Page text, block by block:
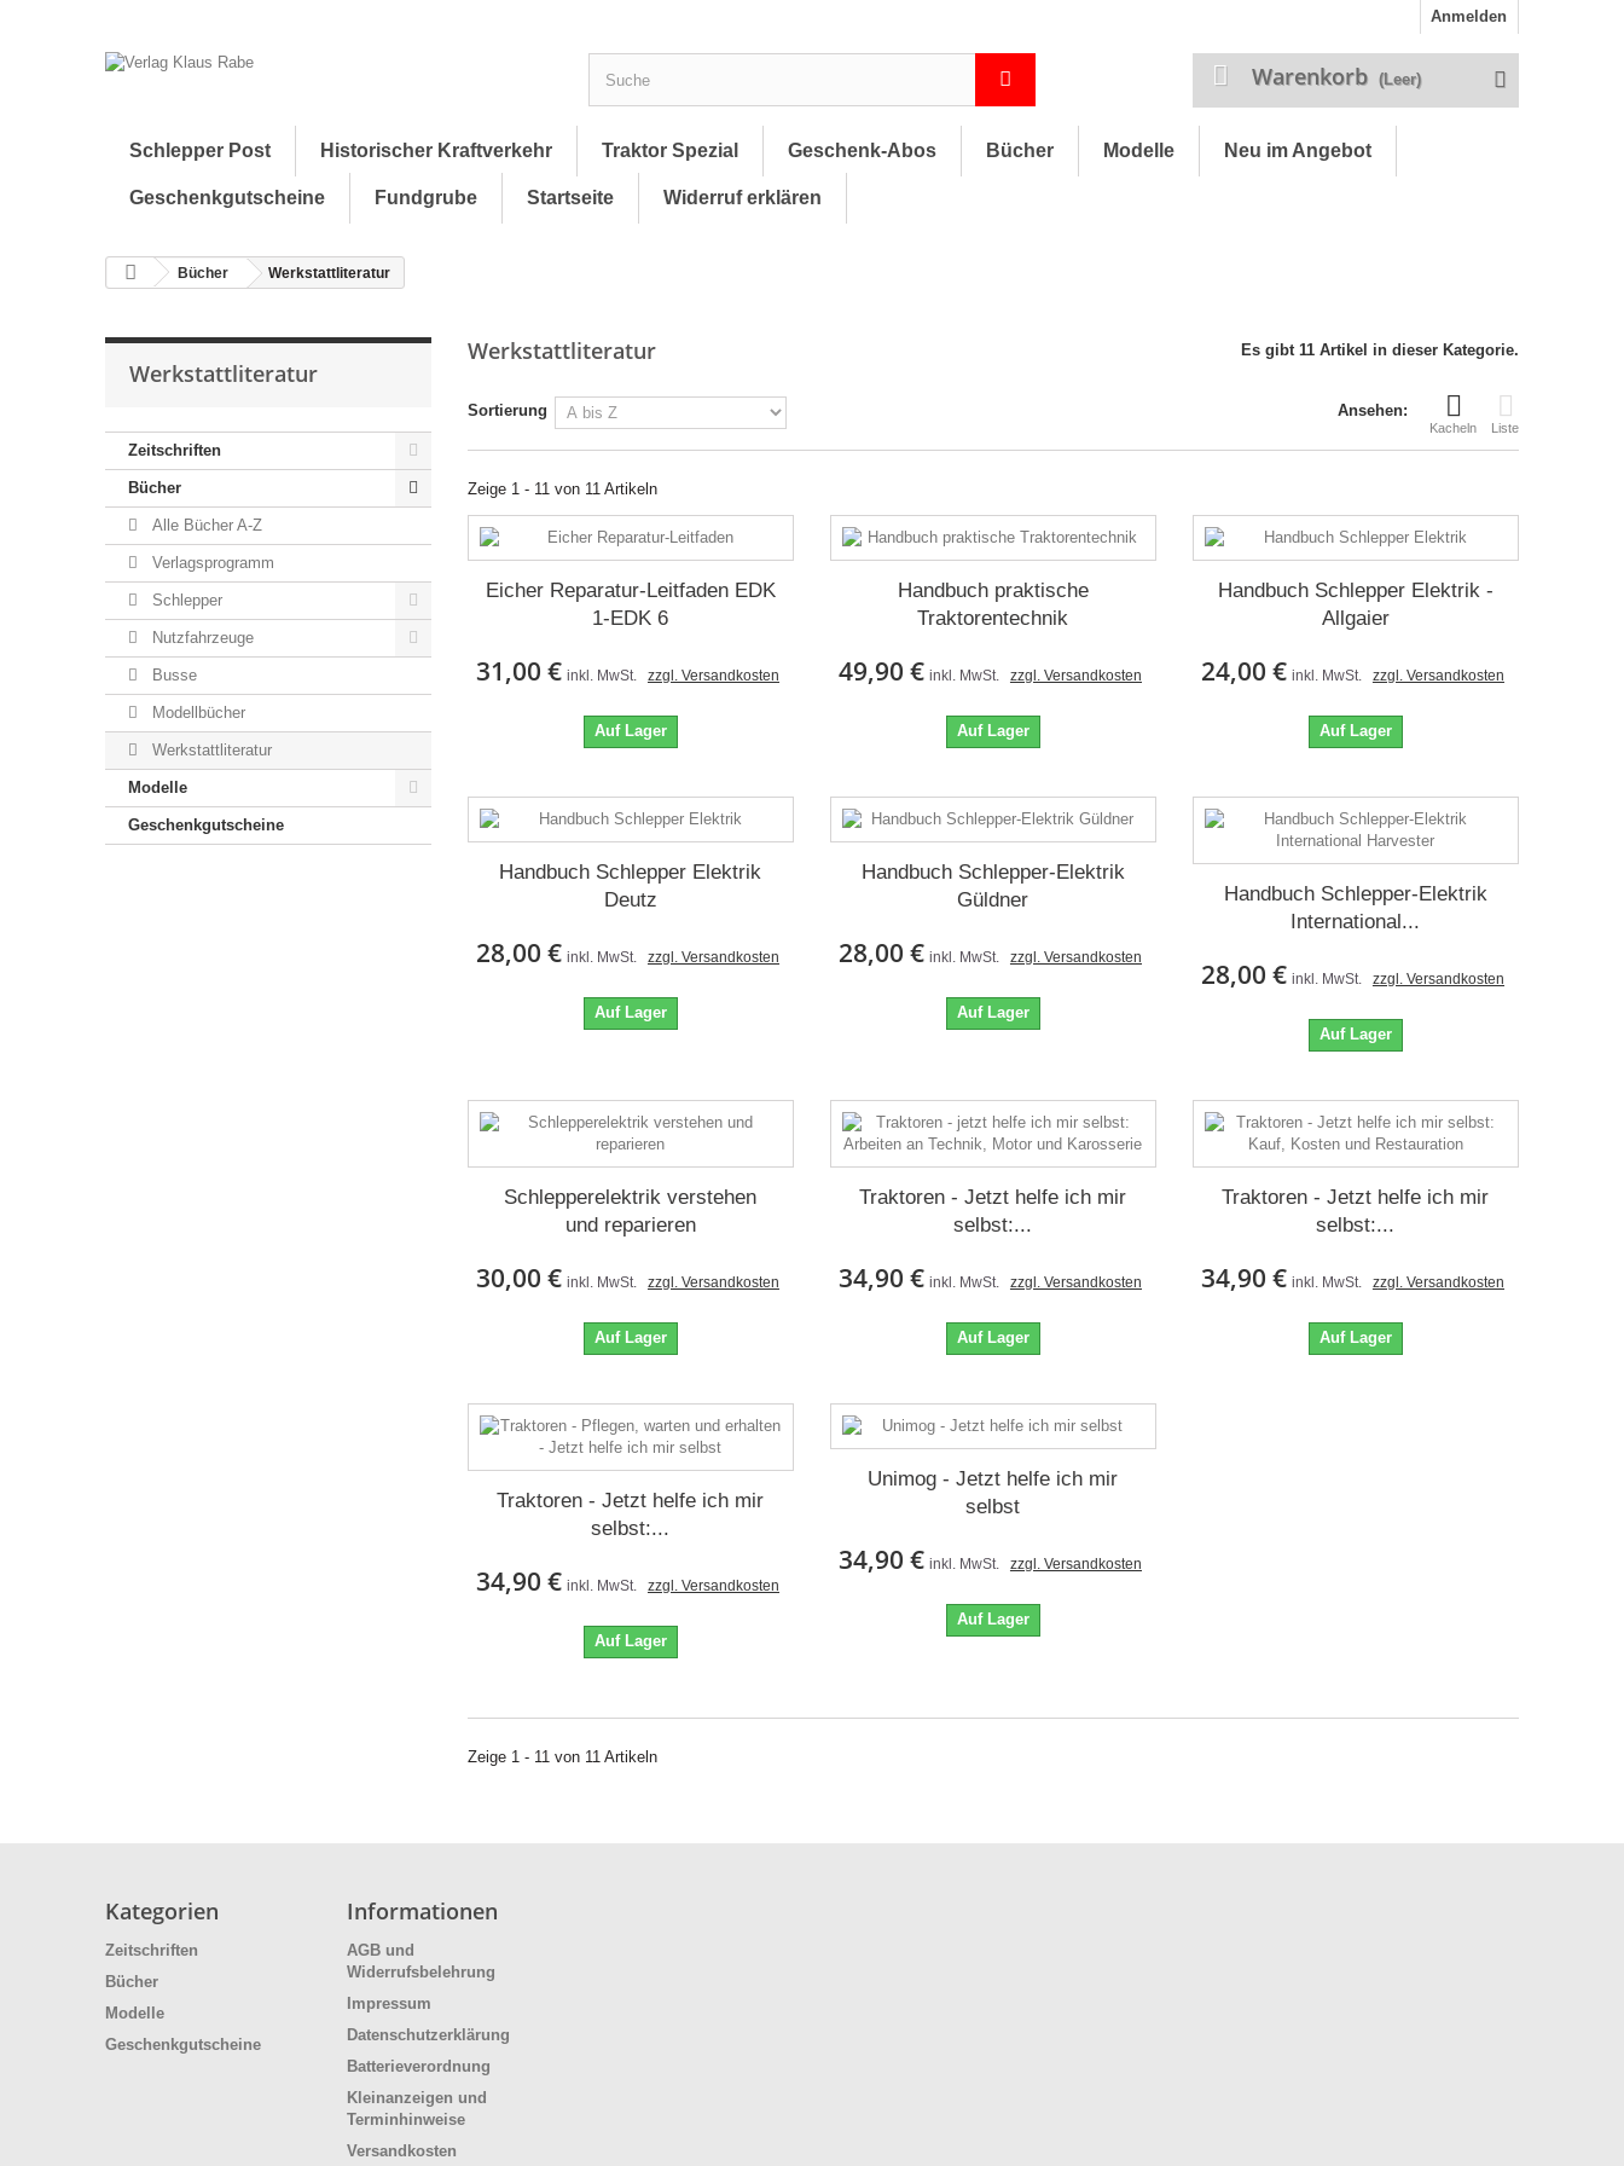
Anmelden
Warenkorb (Leer)
Schlepper Post Historischer Kraftverkehr Traktor Spezial Geschenk-Abos Bücher Modelle Neu im Angebot
Geschenkgutscheine Fundgrube Startseite Widerruf erklären
Bücher Werkstattliteratur
Werkstattliteratur
Zeitschriften
Bücher
Alle Bücher A-Z
Verlagsprogramm
Schlepper
Nutzfahrzeuge
Busse
Modellbücher
Werkstattliteratur
Modelle
Geschenkgutscheine
Werkstattliteratur Es gibt 11 Artikel in dieser Kategorie.
Ansehen:
Kacheln Liste
Sortierung
Zeige 1 - 11 von 11 Artikeln
Eicher Reparatur-Leitfaden EDK
1-EDK 6
31,00 € inkl. MwSt. zzgl. Versandkosten
Auf Lager
Handbuch praktische
Traktorentechnik
49,90 € inkl. MwSt. zzgl. Versandkosten
Auf Lager
Handbuch Schlepper Elektrik -
Allgaier
24,00 € inkl. MwSt. zzgl. Versandkosten
Auf Lager
Handbuch Schlepper Elektrik
Deutz
28,00 € inkl. MwSt. zzgl. Versandkosten
Auf Lager
Handbuch Schlepper-Elektrik
Güldner
28,00 € inkl. MwSt. zzgl. Versandkosten
Auf Lager
Handbuch Schlepper-Elektrik
International...
28,00 € inkl. MwSt. zzgl. Versandkosten
Auf Lager
Schlepperelektrik verstehen
und reparieren
30,00 € inkl. MwSt. zzgl. Versandkosten
Auf Lager
Traktoren - Jetzt helfe ich mir
selbst:...
34,90 € inkl. MwSt. zzgl. Versandkosten
Auf Lager
Traktoren - Jetzt helfe ich mir
selbst:...
34,90 € inkl. MwSt. zzgl. Versandkosten
Auf Lager
Traktoren - Jetzt helfe ich mir
selbst:...
34,90 € inkl. MwSt. zzgl. Versandkosten
Auf Lager
Unimog - Jetzt helfe ich mir
selbst
34,90 € inkl. MwSt. zzgl. Versandkosten
Auf Lager
Zeige 1 - 11 von 11 Artikeln
Kategorien
Zeitschriften
Bücher
Modelle
Geschenkgutscheine
Informationen
AGB und
Widerrufsbelehrung
Impressum
Datenschutzerklärung
Batterieverordnung
Kleinanzeigen und
Terminhinweise
Versandkosten